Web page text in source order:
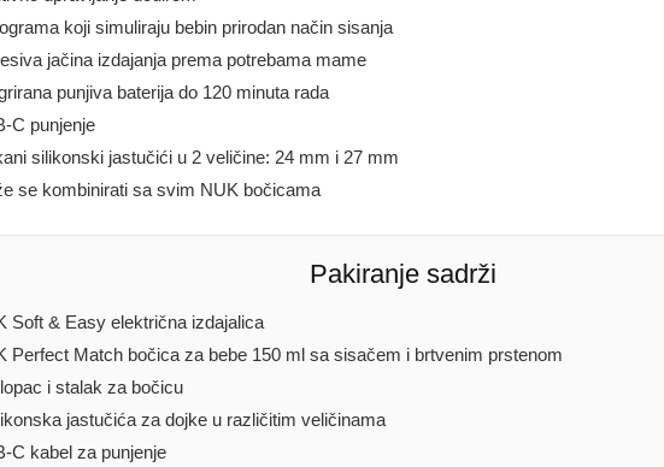
koji simuliraju bebin prirodan način sisanja
jačina izdajanja prema potrebama mame
punjiva baterija do 120 minuta rada
C punjenje
silikonski jastučići u 2 veličine: 24 mm i 27 mm
se kombinirati sa svim NUK bočicama
Pakiranje sadrži
Soft & Easy električna izdajalica
Perfect Match bočica za bebe 150 ml sa sisačem i brtvenim prstenom
i stalak za bočicu
jastučića za dojke u različitim veličinama
C kabel za punjenje